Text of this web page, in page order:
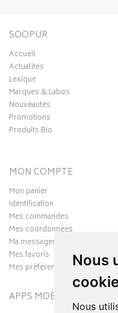
Nous
Nous
SOOPUR
Accueil
Actualités
Lexique
Marques & Labos
Nouveautés
Promotions
Produits Bio
MON COMPTE
Mon panier
Identification
Mes commandes
Mes coordonnées
Ma messagerie
Mes favoris
Mes préférences Cookies
APPS MOBILES